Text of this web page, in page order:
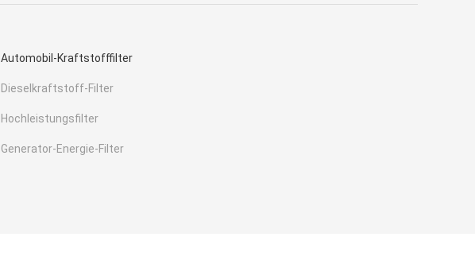
Automobil-Kraftstofffilter
Dieselkraftstoff-Filter
Hochleistungsfilter
Generator-Energie-Filter